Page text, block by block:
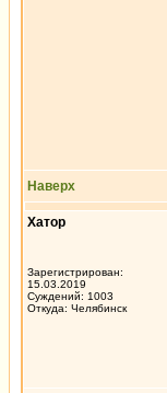
Наверх
Хатор
Зарегистрирован:
15.03.2019
Суждений: 1003
Откуда: Челябинск